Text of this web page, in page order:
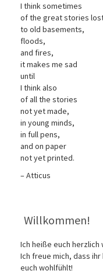
I think sometimes
of the great stories
to old basements,
floods,
and fires,
it makes me sad
until
I think also
of all the stories
not yet made,
in young minds,
in full pens,
and on paper
not yet printed.
– Atticus
Willkommen!
Ich heiße euch herzlich
Ich freue mich, dass
euch wohlfühlt!